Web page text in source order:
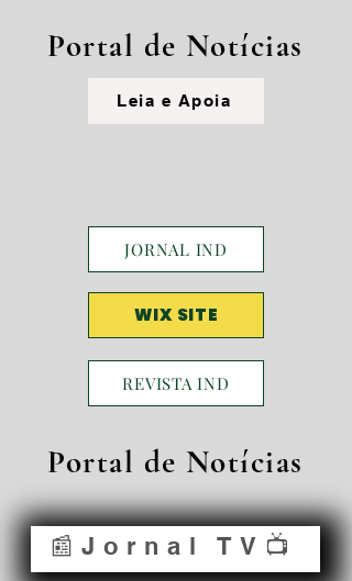
Portal de Notícias
Leia e Apoia
JORNAL IND
WIX SITE
REVISTA IND
Portal de Notícias
📰Jornal TV📺